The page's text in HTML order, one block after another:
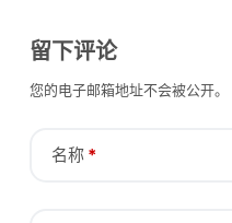
留下评论
您的电子邮箱地址不会被公开。
名称*